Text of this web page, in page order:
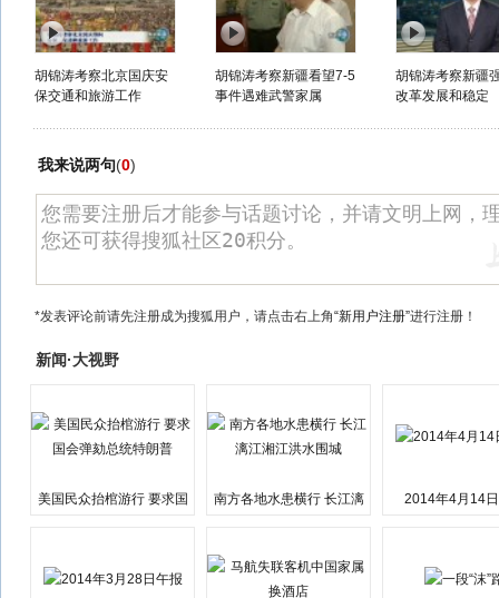
胡锦涛考察北京国庆安
保交通和旅游工作
胡锦涛考察新疆看望7-5
事件遇难武警家属
胡锦涛考察新疆
改革发展和稳定
我来说两句(0)
*发表评论前请先注册成为搜狐用户，请点击右上角“新用户注册”进行注册！
新闻·大视野
美国民众抬棺游行 要求国
南方各地水患横行 长江漓
2014年4月14